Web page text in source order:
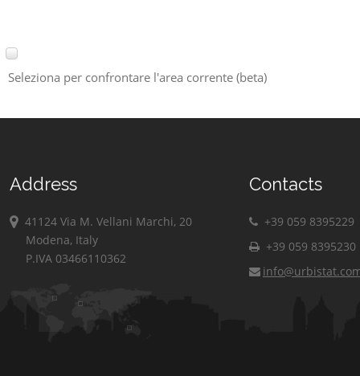
Seleziona per confrontare l'area corrente (beta)
Address
41124 Via M. Vellani Marchi, 20
Modena, Italy
P.IVA 03466110362
Contacts
+39 059 8395229
+39 059 8395230